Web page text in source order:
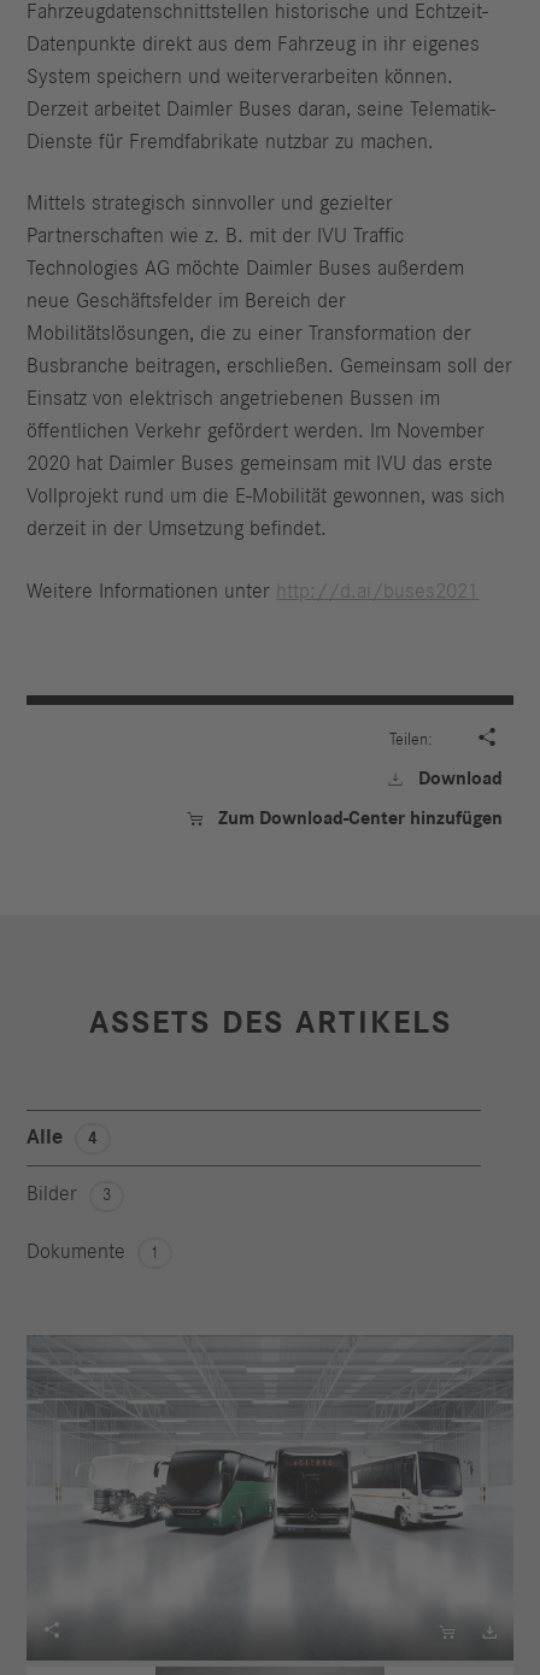
Fahrzeugdatenschnittstellen historische und Echtzeit-
Datenpunkte direkt aus dem Fahrzeug in ihr eigenes
System speichern und weiterverarbeiten können.
Derzeit arbeitet Daimler Buses daran, seine Telematik-
Dienste für Fremdfabrikate nutzbar zu machen.
Mittels strategisch sinnvoller und gezielter
Partnerschaften wie z. B. mit der IVU Traffic
Technologies AG möchte Daimler Buses außerdem
neue Geschäftsfelder im Bereich der
Mobilitätslösungen, die zu einer Transformation der
Busbranche beitragen, erschließen. Gemeinsam soll der
Einsatz von elektrisch angetriebenen Bussen im
öffentlichen Verkehr gefördert werden. Im November
2020 hat Daimler Buses gemeinsam mit IVU das erste
Vollprojekt rund um die E-Mobilität gewonnen, was sich
derzeit in der Umsetzung befindet.
Weitere Informationen unter http://d.ai/buses2021
Teilen: 
 Download
 Zum Download-Center hinzufügen
ASSETS DES ARTIKELS
Alle 4
Bilder 3
Dokumente 1
  